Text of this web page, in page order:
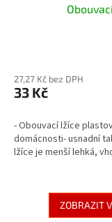
27,27 Kč bez DPH
33 Kč
- Obouvací lžíce
domácnosti- usnadní
lžíce je menší lehká,
ZOBRAZIT